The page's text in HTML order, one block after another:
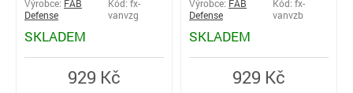
Výrobce: FAB
Defense
Kód: fx-
vanvzg
SKLADEM
929 Kč
Výrobce: FAB
Defense
Kód: fx-
vanvzb
SKLADEM
929 Kč